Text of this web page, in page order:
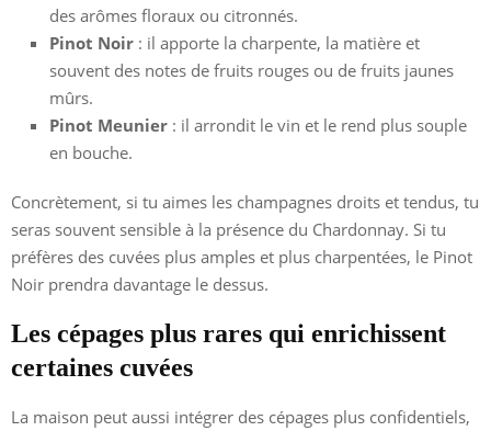
des arômes floraux ou citronnés.
Pinot Noir : il apporte la charpente, la matière et
souvent des notes de fruits rouges ou de fruits jaunes
mûrs.
Pinot Meunier : il arrondit le vin et le rend plus souple
en bouche.
Concrètement, si tu aimes les champagnes droits et tendus, tu
seras souvent sensible à la présence du Chardonnay. Si tu
préfères des cuvées plus amples et plus charpentées, le Pinot
Noir prendra davantage le dessus.
Les cépages plus rares qui enrichissent
certaines cuvées
La maison peut aussi intégrer des cépages plus confidentiels,